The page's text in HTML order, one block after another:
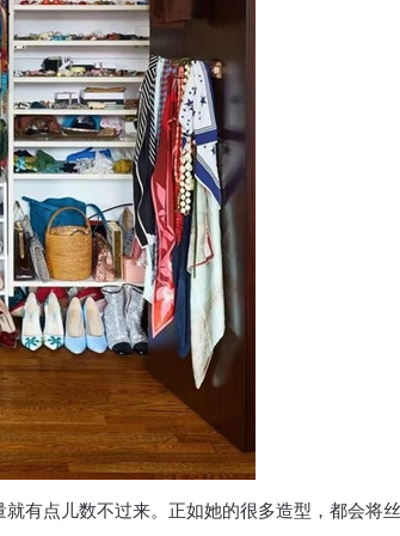
有点儿数不过来。正如她的很多造型，都会将